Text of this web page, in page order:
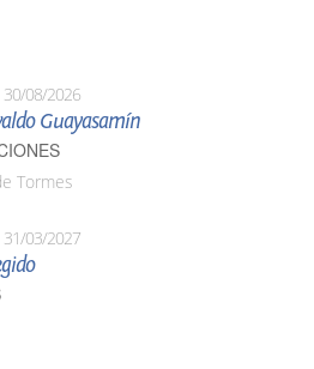
30/08/2026
Guayasamín
Tormes
31/03/2027